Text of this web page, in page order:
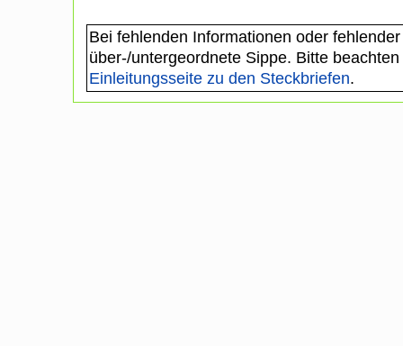
Bei fehlenden Informationen oder
über-/untergeordnete Sippe. Bitte
Einleitungsseite zu den Steckbriefen.